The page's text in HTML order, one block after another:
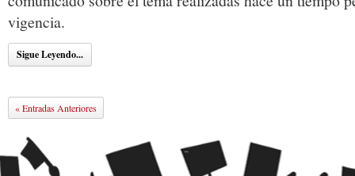
vigencia.
Sigue Leyendo...
« Entradas Anteriores